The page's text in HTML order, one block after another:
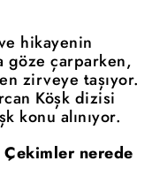
hikayenin
göze çarparken,
zirveye taşıyor.
Köşk dizisi
konu alınıyor.
nerede